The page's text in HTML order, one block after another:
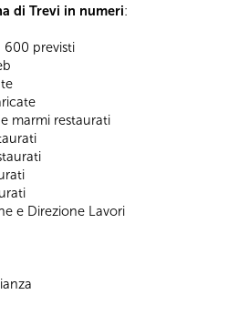
di Trevi in numeri:
600 previsti
marmi restaurati
e Direzione Lavori